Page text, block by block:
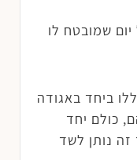
שמובטח לו
ביחד באגודה
כולם יחד
נותן לשד